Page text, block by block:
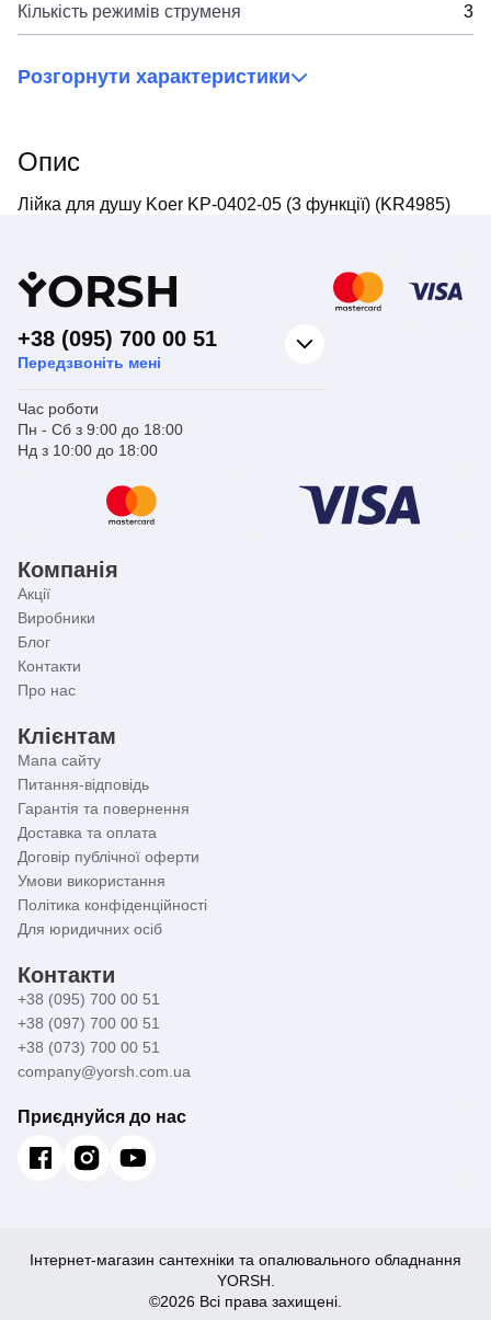
Кількість режимів струменя 3
Розгорнути характеристики
Опис
Лійка для душу Koer KP-0402-05 (3 функції) (KR4985)
YORSH
+38 (095) 700 00 51
Передзвоніть мені
Час роботи
Пн - Сб з 9:00 до 18:00
Нд з 10:00 до 18:00
Компанія
Акції
Виробники
Блог
Контакти
Про нас
Клієнтам
Мапа сайту
Питання-відповідь
Гарантія та повернення
Доставка та оплата
Договір публічної оферти
Умови використання
Політика конфіденційності
Для юридичних осіб
Контакти
+38 (095) 700 00 51
+38 (097) 700 00 51
+38 (073) 700 00 51
company@yorsh.com.ua
Приєднуйся до нас
Інтернет-магазин сантехніки та опалювального обладнання
YORSH.
©2026 Всі права захищені.